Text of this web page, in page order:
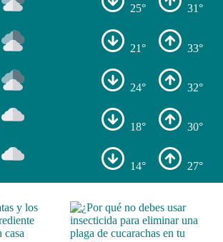
25° 31°
21° 33°
24° 32°
18° 30°
14° 27°